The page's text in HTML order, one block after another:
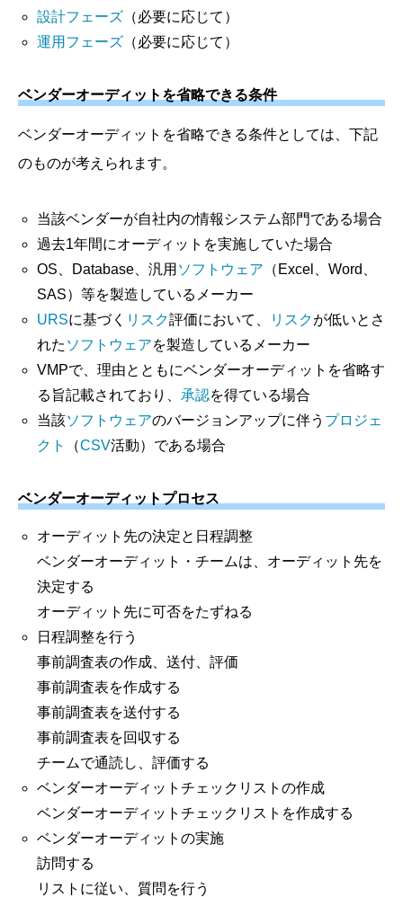
設計フェーズ（必要に応じて）
運用フェーズ（必要に応じて）
ベンダーオーディットを省略できる条件
ベンダーオーディットを省略できる条件としては、下記
のものが考えられます。
当該ベンダーが自社内の情報システム部門である場合
過去1年間にオーディットを実施していた場合
OS、Database、汎用 ソフトウェア （Excel、Word、
SAS）等を製造しているメーカー
URSに基づく リスク評価において、 リスクが低いとさ
れた ソフトウェアを製造しているメーカー
VMPで、理由とともにベンダーオーディットを省略す
る旨記載されており、 承認を得ている場合
当該ソフトウェアのバージョンアップに伴う プロジェ
クト
（CSV活動）である場合
ベンダーオーディットプロセス
オーディット先の決定と日程調整
ベンダーオーディット・チームは、オーディット先を
決定する
オーディット先に可否をたずねる
日程調整を行う
事前調査表の作成、送付、評価
事前調査表を作成する
事前調査表を送付する
事前調査表を回収する
チームで通読し、評価する
ベンダーオーディットチェックリストの作成
ベンダーオーディットチェックリストを作成する
ベンダーオーディットの実施
訪問する
リストに従い、質問を行う